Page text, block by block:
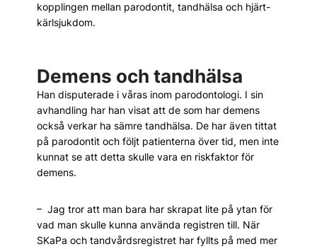
kopplingen mellan parodontit, tandhälsa och hjärt-
kärlsjukdom.
Demens och tandhälsa
Han disputerade i våras inom parodontologi. I sin
avhandling har han visat att de som har demens
också verkar ha sämre tandhälsa. De har även tittat
på parodontit och följt patienterna över tid, men inte
kunnat se att detta skulle vara en riskfaktor för
demens.
– Jag tror att man bara har skrapat lite på ytan för
vad man skulle kunna använda registren till. När
SKaPa och tandvårdsregistret har fyllts på med mer